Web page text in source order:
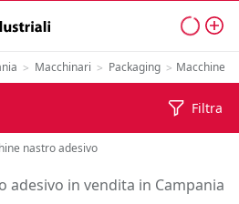
> Macchinari > Packaging > Macchine
Filtra
nastro adesivo
adesivo in vendita in Campania